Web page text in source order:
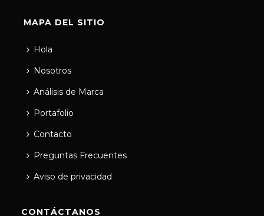
MAPA DEL SITIO
Hola
Nosotros
Análisis de Marca
Portafolio
Contacto
Preguntas Frecuentes
Aviso de privacidad
CONTÁCTANOS